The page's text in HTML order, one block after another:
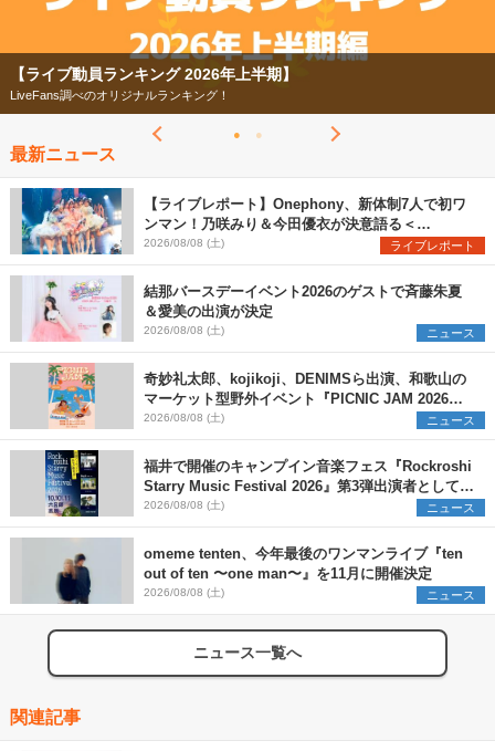
【ライブ動員ランキング 2026年上半期】
LiveFans調べのオリジナルランキング！
最新ニュース
【ライブレポート】Onephony、新体制7人で初ワ
ンマン！乃咲みり＆今田優衣が決意語る＜
Onephony新体制1st Oneman Live はじまりの夏
＞
2026/08/08 (土) ライブレポート
結那バースデーイベント2026のゲストで斉藤朱夏
＆愛美の出演が決定
2026/08/08 (土) ニュース
奇妙礼太郎、kojikoji、DENIMSら出演、和歌山の
マーケット型野外イベント『PICNIC JAM 2026』
早割チケット発売開始
2026/08/08 (土) ニュース
福井で開催のキャンプイン音楽フェス『Rockroshi
Starry Music Festival 2026』第3弾出演者として
SCOOBIE DO、かりゆし58、Reiを発表
2026/08/08 (土) ニュース
omeme tenten、今年最後のワンマンライブ『ten
out of ten 〜one man〜』を11月に開催決定
2026/08/08 (土) ニュース
ニュース一覧へ
関連記事